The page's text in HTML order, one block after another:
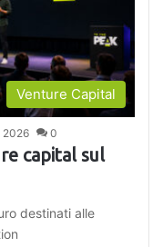
Venture Capital
2026 0
capital sul
destinati alle